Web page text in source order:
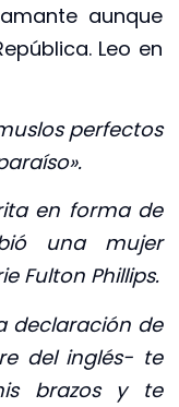
aunque
Leo en
perfectos
en forma de
una mujer
Fulton Phillips.
declaración de
del inglés- te
brazos y te